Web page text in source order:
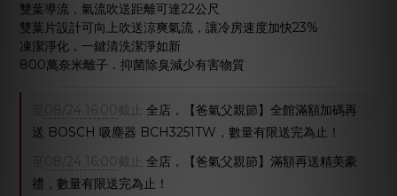
雙葉導流，氣流吹送距離可達22公尺
雙葉片設計可向上吹送涼爽氣流，讓冷房速度加快23%
凍潔淨化，一鍵清洗潔淨如新
800萬奈米離子．抑菌除臭減少有害物質
08/24 16:00 截止
全店，【爸氣父親節】全館滿額加碼再
送 BOSCH 吸塵器 BCH3251TW，數量有限送完為止！
08/24 16:00 截止
全店，【爸氣父親節】滿額再送精美豪
禮，數量有限送完為止！